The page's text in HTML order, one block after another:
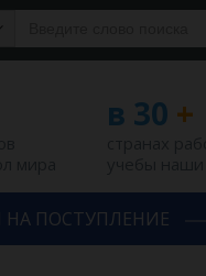
в 30 +
ПОСТУПЛЕНИЕ